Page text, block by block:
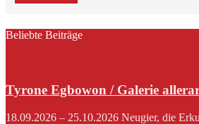
Beliebte Beiträge
Tyrone Egbowon / Galerie
18.09.2026 – 25.10.2026 Neugier, die